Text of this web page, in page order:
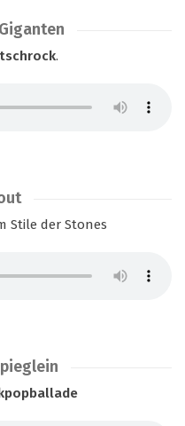
.
Stile der Stones